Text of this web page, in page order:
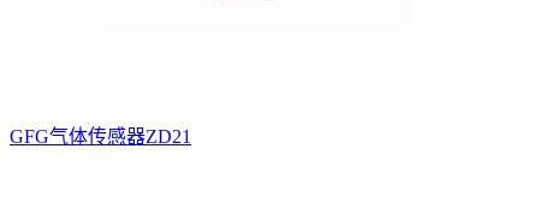
GFG气体传感器ZD21